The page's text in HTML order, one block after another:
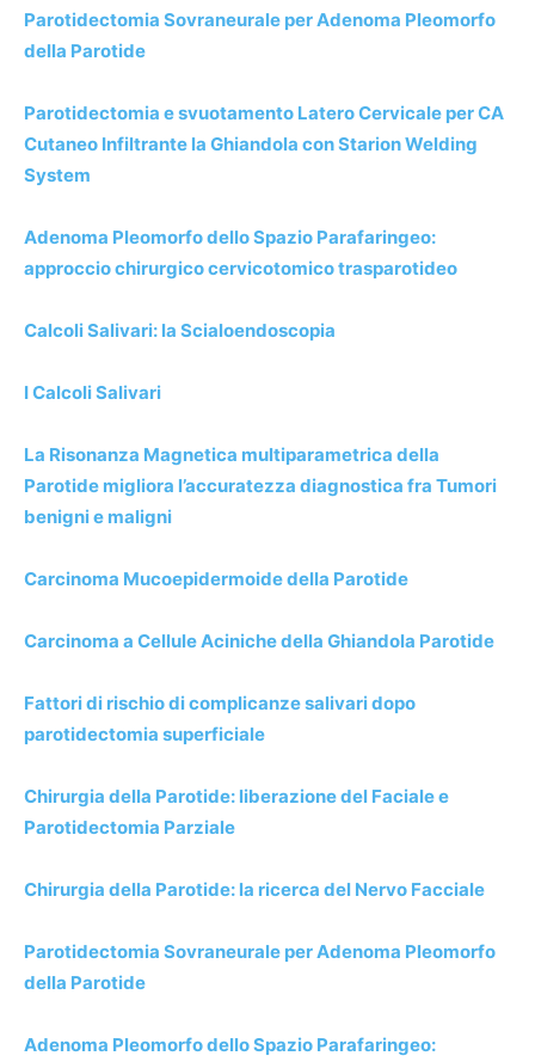
Parotidectomia Sovraneurale per Adenoma Pleomorfo
della Parotide
Parotidectomia e svuotamento Latero Cervicale per CA
Cutaneo Infiltrante la Ghiandola con Starion Welding
System
Adenoma Pleomorfo dello Spazio Parafaringeo:
approccio chirurgico cervicotomico trasparotideo
Calcoli Salivari: la Scialoendoscopia
I Calcoli Salivari
La Risonanza Magnetica multiparametrica della
Parotide migliora l’accuratezza diagnostica fra Tumori
benigni e maligni
Carcinoma Mucoepidermoide della Parotide
Carcinoma a Cellule Aciniche della Ghiandola Parotide
Fattori di rischio di complicanze salivari dopo
parotidectomia superficiale
Chirurgia della Parotide: liberazione del Faciale e
Parotidectomia Parziale
Chirurgia della Parotide: la ricerca del Nervo Facciale
Parotidectomia Sovraneurale per Adenoma Pleomorfo
della Parotide
Adenoma Pleomorfo dello Spazio Parafaringeo: